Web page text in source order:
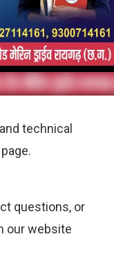
technical
questions, or
our website